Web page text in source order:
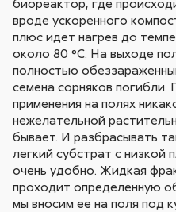
вроде ускоренного
плюс идет нагрев до
около 80 °С. На выходе
полностью
семена сорняков погибли.
применения на полях
нежелательной
бывает. И разбрасывать
легкий субстрат с низкой
очень удобно. Жидкая
проходит определенную
мы вносим ее на поля под